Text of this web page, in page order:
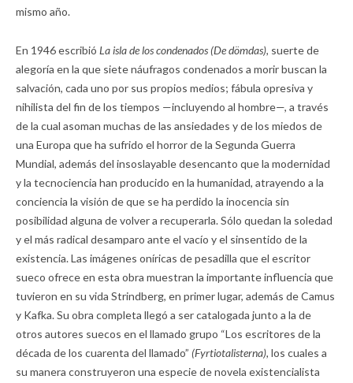
mismo año.
En 1946 escribió La isla de los condenados (De dömdas), suerte de
alegoría en la que siete náufragos condenados a morir buscan la
salvación, cada uno por sus propios medios; fábula opresiva y
nihilista del fin de los tiempos —incluyendo al hombre—, a través
de la cual asoman muchas de las ansiedades y de los miedos de
una Europa que ha sufrido el horror de la Segunda Guerra
Mundial, además del insoslayable desencanto que la modernidad
y la tecnociencia han producido en la humanidad, atrayendo a la
conciencia la visión de que se ha perdido la inocencia sin
posibilidad alguna de volver a recuperarla. Sólo quedan la soledad
y el más radical desamparo ante el vacío y el sinsentido de la
existencia. Las imágenes oníricas de pesadilla que el escritor
sueco ofrece en esta obra muestran la importante influencia que
tuvieron en su vida Strindberg, en primer lugar, además de Camus
y Kafka. Su obra completa llegó a ser catalogada junto a la de
otros autores suecos en el llamado grupo “Los escritores de la
década de los cuarenta del llamado” (Fyrtiotalisterna), los cuales a
su manera construyeron una especie de novela existencialista